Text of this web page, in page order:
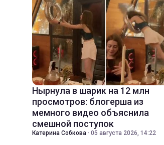
Нырнула в шарик на 12 млн
просмотров: блогерша из
мемного видео объяснила
смешной поступок
Катерина Собкова · 05 августа 2026, 14:22